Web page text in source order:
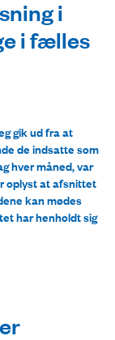
i
i fælles
gik ud fra at
de indsatte som
hver måned, var
oplyst at afsnittet
kan mødes
har henholdt sig